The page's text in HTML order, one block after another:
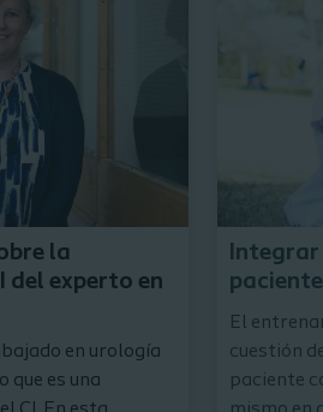
la
del experto en
en urología
que es una
paciente
El
cuestión
paciente